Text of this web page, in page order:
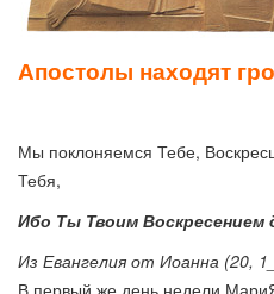
Апостолы находят
Мы поклоняемся Тебе,
Тебя,
Ибо Ты Твоим Воскресением
Из Евангелия от Иоанна (20,
В первый же день недели